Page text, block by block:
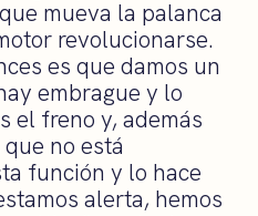
mueva la palanca
revolucionarse.
es que damos un
embrague y lo
el freno y, además
no está
función y lo hace
alerta, hemos